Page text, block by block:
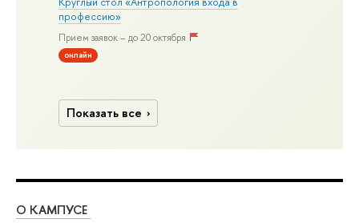
профессию»
Прием заявок – до 20 октября
онлайн
Показать все
О КАМПУСЕ